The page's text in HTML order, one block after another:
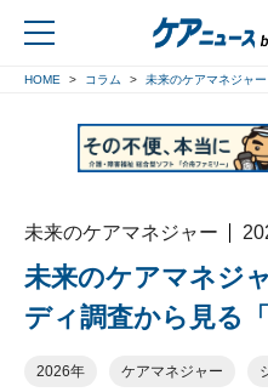
HOME コラム 未来のケアマネジャー
未来のケアマネジャー
未来のケアマネジ
ディ調査から見る
2026年 ケアマネジャー